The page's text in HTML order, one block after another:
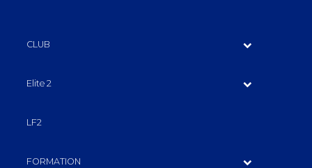
CLUB
Elite 2
LF2
FORMATION